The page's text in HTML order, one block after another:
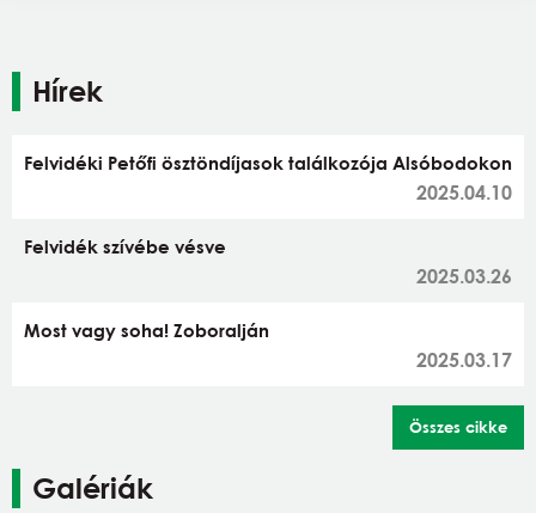
Hírek
Felvidéki Petőfi ösztöndíjasok találkozója Alsóbodokon
2025.04.10
Felvidék szívébe vésve
2025.03.26
Most vagy soha! Zoboralján
2025.03.17
Összes cikke
Galériák